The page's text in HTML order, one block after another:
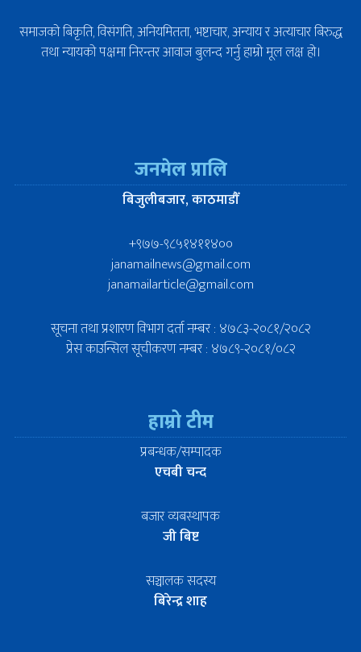
समाजको बिकृति, विसंगति, अनियमितता, भष्टाचार, अन्याय र अत्याचार बिरुद्ध
तथा न्यायको पक्षमा निरन्तर आवाज बुलन्द गर्नु हाम्रो मूल लक्ष हो।
जनमेल प्रालि
बिजुलीबजार, काठमाडौँ
+९७७-९८५१४११४००
janamailnews@gmail.com
janamailarticle@gmail.com
सूचना तथा प्रशारण विभाग दर्ता नम्बर : ४७८३-२०८१/२०८२
प्रेस काउन्सिल सूचीकरण नम्बर : ४७८९-२०८१/०८२
हाम्रो टीम
प्रबन्धक/सम्पादक
एचबी चन्द
बजार व्यबस्थापक
जी बिष्ट
सञ्चालक सदस्य
बिरेन्द्र शाह